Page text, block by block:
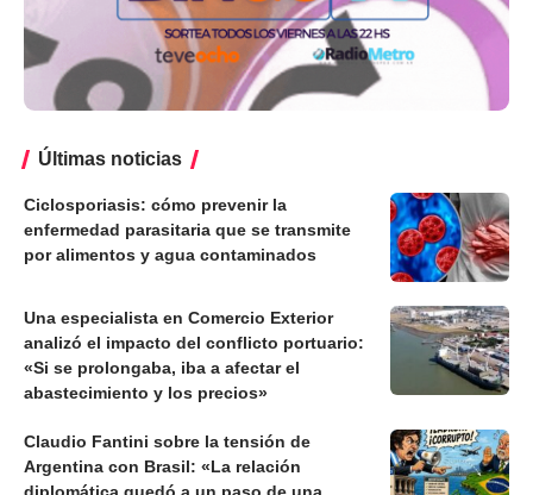
Últimas noticias
Ciclosporiasis: cómo prevenir la
enfermedad parasitaria que se transmite
por alimentos y agua contaminados
Una especialista en Comercio Exterior
analizó el impacto del conflicto portuario:
«Si se prolongaba, iba a afectar el
abastecimiento y los precios»
Claudio Fantini sobre la tensión de
Argentina con Brasil: «La relación